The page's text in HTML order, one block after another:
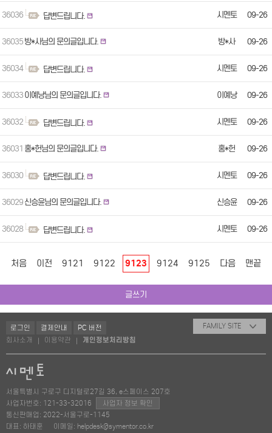
36036 답변드립니다. 시멘토 09-26
36035 방*사님의 문의글입니다. 방*사 09-26
36034 답변드립니다. 시멘토 09-26
36033 이예낭님의 문의글입니다. 이예낭 09-26
36032 답변드립니다. 시멘토 09-26
36031 홍*헌님의 문의글입니다. 홍*헌 09-26
36030 답변드립니다. 시멘토 09-26
36029 신승윤님의 문의글입니다. 신승윤 09-26
36028 답변드립니다. 시멘토 09-26
처음 이전 9121 9122 9123 9124 9125 다음 맨끝
글쓰기
로그인 결제안내
PC 버전
회사소개
이용약관 개인정보처리방침
FAMILY SITE
서울특별시 구로구 디지털로27길 36, e스페이스 207호
사업자번호: 121-33-32016
사업자 정보 확인
통신판매업: 2022-서울구로-1145
대표: 하태훈
이메일: helpdesk@symentor.co.kr